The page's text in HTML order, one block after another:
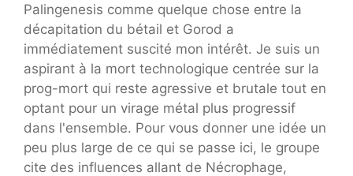
Palingenesis comme quelque chose entre la
décapitation du bétail et Gorod a
immédiatement suscité mon intérêt. Je suis un
aspirant à la mort technologique centrée sur la
prog-mort qui reste agressive et brutale tout en
optant pour un virage métal plus progressif
dans l'ensemble. Pour vous donner une idée un
peu plus large de ce qui se passe ici, le groupe
cite des influences allant de Nécrophage,